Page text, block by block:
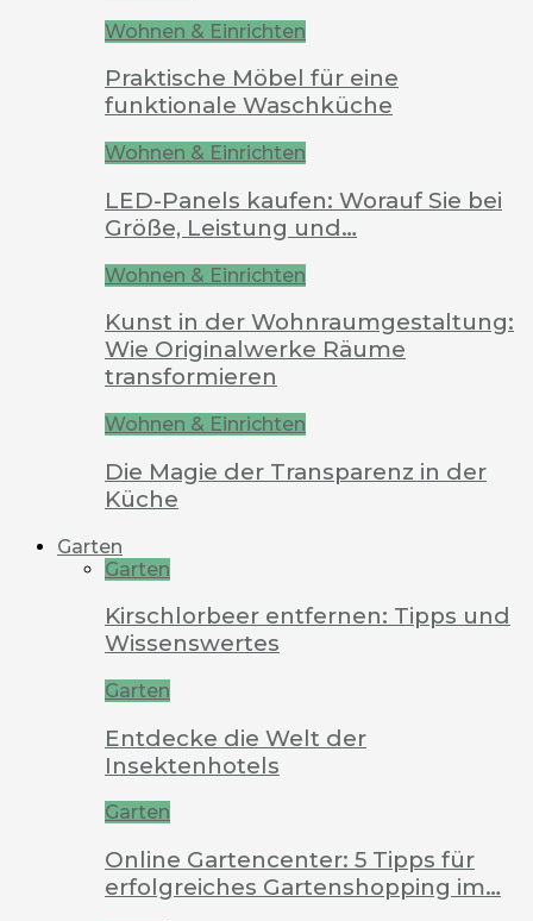
Wohnen & Einrichten
Praktische Möbel für eine
funktionale Waschküche
Wohnen & Einrichten
LED-Panels kaufen: Worauf Sie bei
Größe, Leistung und…
Wohnen & Einrichten
Kunst in der Wohnraumgestaltung:
Wie Originalwerke Räume
transformieren
Wohnen & Einrichten
Die Magie der Transparenz in der
Küche
Garten
Garten
Kirschlorbeer entfernen: Tipps und
Wissenswertes
Garten
Entdecke die Welt der
Insektenhotels
Garten
Online Gartencenter: 5 Tipps für
erfolgreiches Gartenshopping im…